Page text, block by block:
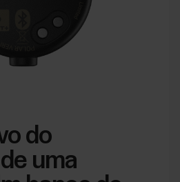
do
uma